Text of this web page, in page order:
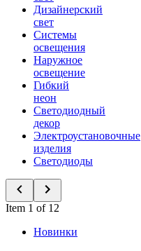
Дизайнерский
свет
Системы
освещения
Наружное
освещение
Гибкий
неон
Светодиодный
декор
Электроустановочные
изделия
Светодиоды
Item 1 of 12
Новинки